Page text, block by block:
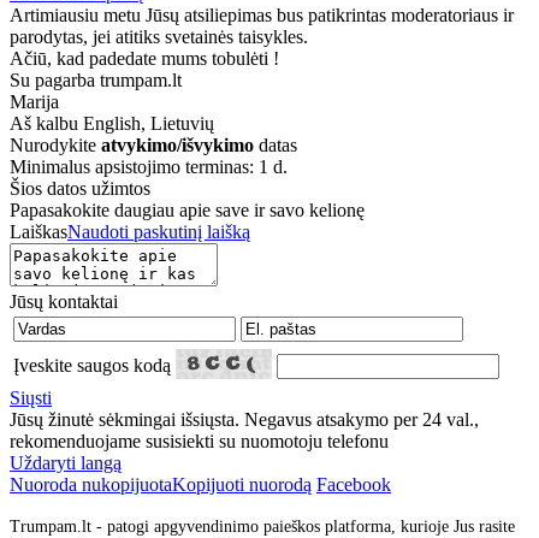
Artimiausiu metu Jūsų atsiliepimas bus patikrintas moderatoriaus ir
parodytas, jei atitiks svetainės taisykles.
Ačiū, kad padedate mums tobulėti !
Su pagarba trumpam.lt
Marija
Aš kalbu English, Lietuvių
Nurodykite atvykimo/išvykimo datas
Minimalus apsistojimo terminas: 1 d.
Šios datos užimtos
Papasakokite daugiau apie save ir savo kelionę
LaiškasNaudoti paskutinį laišką
Jūsų kontaktai
Įveskite saugos kodą
Siųsti
Jūsų žinutė sėkmingai išsiųsta. Negavus atsakymo per 24 val.,
rekomenduojame susisiekti su nuomotoju telefonu
Uždaryti langą
Nuoroda nukopijuotaKopijuoti nuorodą Facebook
Trumpam.lt - patogi apgyvendinimo paieškos platforma, kurioje Jus rasite